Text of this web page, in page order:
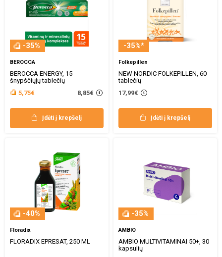
-35%
BEROCCA
BEROCCA ENERGY, 15
šnypščiųjų tablečių
5,75€
8,85€
Įdėti į krepšelį
-35%*
Folkepillen
NEW NORDIC FOLKEPILLEN, 60
tablečių
17,99€
Įdėti į krepšelį
-40%
Floradix
FLORADIX EPRESAT, 250 ML
-35%
AMBIO
AMBIO MULTIVITAMINAI 50+, 30
kapsulių